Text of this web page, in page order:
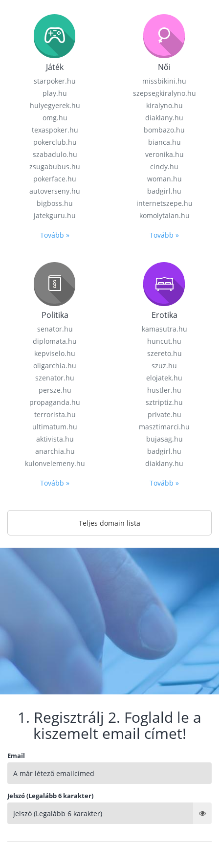
Játék
starpoker.hu
play.hu
hulyegyerek.hu
omg.hu
texaspoker.hu
pokerclub.hu
szabadulo.hu
zsugabubus.hu
pokerface.hu
autoverseny.hu
bigboss.hu
jatekguru.hu
Tovább »
Női
missbikini.hu
szepsegkiralyno.hu
kiralyno.hu
diaklany.hu
bombazo.hu
bianca.hu
veronika.hu
cindy.hu
woman.hu
badgirl.hu
internetszepe.hu
komolytalan.hu
Tovább »
Politika
senator.hu
diplomata.hu
kepviselo.hu
oligarchia.hu
szenator.hu
persze.hu
propaganda.hu
terrorista.hu
ultimatum.hu
aktivista.hu
anarchia.hu
kulonvelemeny.hu
Tovább »
Erotika
kamasutra.hu
huncut.hu
szereto.hu
szuz.hu
elojatek.hu
hustler.hu
sztriptiz.hu
private.hu
masztimarci.hu
bujasag.hu
badgirl.hu
diaklany.hu
Tovább »
Teljes domain lista
1. Regisztrálj 2. Foglald le a
kiszemelt email címet!
Email
Jelszó (Legalább 6 karakter)